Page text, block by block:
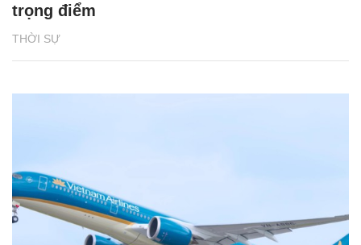
THỜI SỰ
trọng điểm